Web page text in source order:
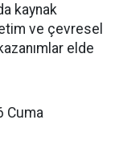
kaynak
ve çevresel
elde
Cuma